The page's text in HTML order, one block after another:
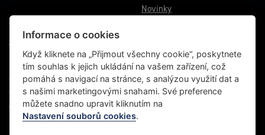
Novinky
VÝROBNÍ ZÁVOD BĚSTOVICE
Běstovice 115
Choceň 565 01
Česká republika
Tel.: +420 467 070 764
Fax: +420 465 472 611
Informace o cookies
Když kliknete na „Přijmout všechny cookie“, poskytnete
tím souhlas k jejich ukládání na vašem zařízení, což
pomáhá s navigací na stránce, s analýzou využití dat a
s našimi marketingovými snahami. Své preference
můžete snadno upravit kliknutím na
Nastavení souborů cookies.